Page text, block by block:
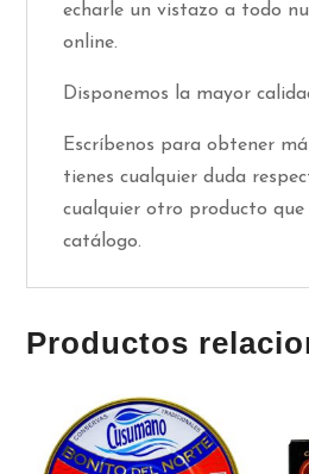
echarle un vistazo a todo
online.
Disponemos la mayor
Escríbenos para obtener
tienes cualquier duda
cualquier otro producto que
catálogo.
Productos